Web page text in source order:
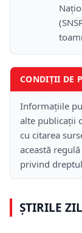
CONDIȚII DE
Informațiile
alte publicații
cu citarea
această
privind
ȘTIRILE